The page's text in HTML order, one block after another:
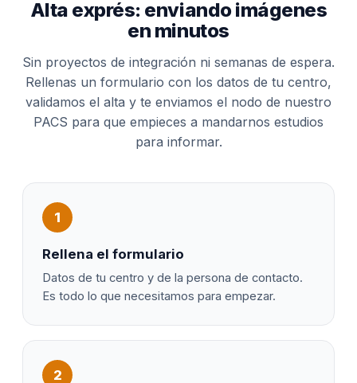
Alta exprés: enviando imágenes
en minutos
Sin proyectos de integración ni semanas de espera.
Rellenas un formulario con los datos de tu centro,
validamos el alta y te enviamos el nodo de nuestro
PACS para que empieces a mandarnos estudios
para informar.
1
Rellena el formulario
Datos de tu centro y de la persona de contacto.
Es todo lo que necesitamos para empezar.
2